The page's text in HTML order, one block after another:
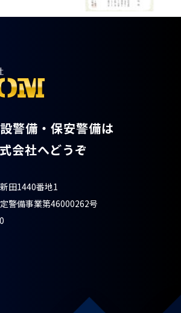
警備・保安警備は
会社へどうぞ
田1440番地1
警備事業第46000262号